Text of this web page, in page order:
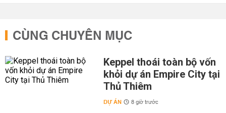
CÙNG CHUYÊN MỤC
Keppel thoái toàn bộ vốn
khỏi dự án Empire City tại
Thủ Thiêm
DỰ ÁN 8 giờ trước